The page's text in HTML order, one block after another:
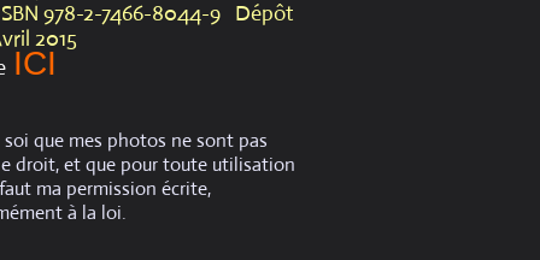
978-2-7466-8044-9 Dépôt
2015
ICI
soi que mes photos ne sont pas
droit, et que pour toute utilisation
ma permission écrite,
à la loi.